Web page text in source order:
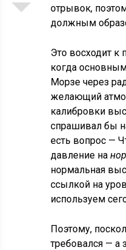
отрывок,
должным
Это восходит
когда
Морзе через
желающий
калибровки
спрашивал бы
есть вопрос —
давление на
нормальная
ссылкой на
используем
Поэтому,
требовался — а